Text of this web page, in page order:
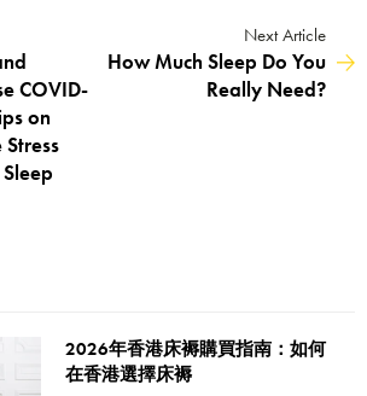
COVID-
on
Next Article
How Much Sleep Do You
Really Need?
2026年香港床褥購買指南：如何
在香港選擇床褥